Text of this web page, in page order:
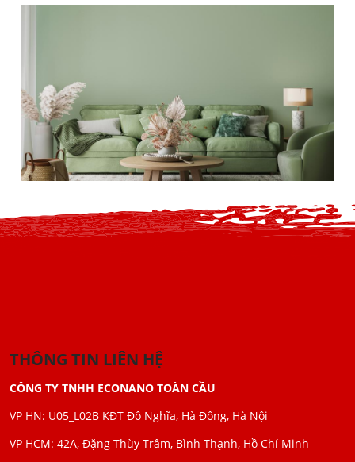
THÔNG TIN LIÊN HỆ
CÔNG TY TNHH ECONANO TOÀN CẦU
VP HN: U05_L02B KĐT Đô Nghĩa, Hà Đông, Hà Nội
VP HCM: 42A, Đặng Thùy Trâm, Bình Thạnh, Hồ Chí Minh